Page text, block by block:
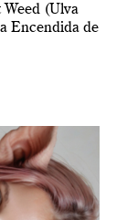
(Ulva
Encendida de